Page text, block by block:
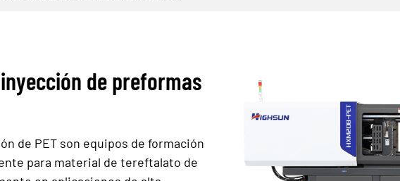
de preformas
de PET son equipos de formación
para material de tereftalato de